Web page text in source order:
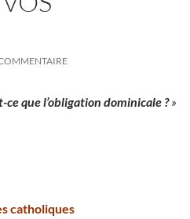
ce que l’obligation dominicale ?»
catholiques